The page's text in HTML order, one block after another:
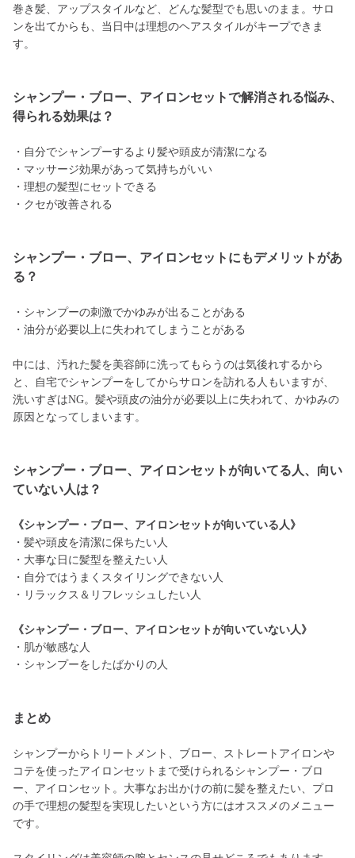
巻き髪、アップスタイルなど、どんな髪型でも思いのまま。サロ
ンを出てからも、当日中は理想のヘアスタイルがキープできま
す。
シャンプー・ブロー、アイロンセットで解消される悩み、
得られる効果は？
・自分でシャンプーするより髪や頭皮が清潔になる
・マッサージ効果があって気持ちがいい
・理想の髪型にセットできる
・クセが改善される
シャンプー・ブロー、アイロンセットにもデメリットがあ
る？
・シャンプーの刺激でかゆみが出ることがある
・油分が必要以上に失われてしまうことがある
中には、汚れた髪を美容師に洗ってもらうのは気後れするから
と、自宅でシャンプーをしてからサロンを訪れる人もいますが、
洗いすぎはNG。髪や頭皮の油分が必要以上に失われて、かゆみの
原因となってしまいます。
シャンプー・ブロー、アイロンセットが向いてる人、向い
ていない人は？
《シャンプー・ブロー、アイロンセットが向いている人》
・髪や頭皮を清潔に保ちたい人
・大事な日に髪型を整えたい人
・自分ではうまくスタイリングできない人
・リラックス＆リフレッシュしたい人
《シャンプー・ブロー、アイロンセットが向いていない人》
・肌が敏感な人
・シャンプーをしたばかりの人
まとめ
シャンプーからトリートメント、ブロー、ストレートアイロンや
コテを使ったアイロンセットまで受けられるシャンプー・ブロ
ー、アイロンセット。大事なお出かけの前に髪を整えたい、プロ
の手で理想の髪型を実現したいという方にはオススメのメニュー
です。